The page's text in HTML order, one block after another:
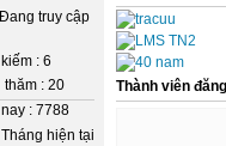
Đang truy cập
: 6
thăm : 20
: 7788
Tháng hiện tại
Thành viên